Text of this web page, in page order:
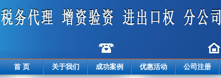
首 页 关于我们 成功案例 优惠活动 公司注册